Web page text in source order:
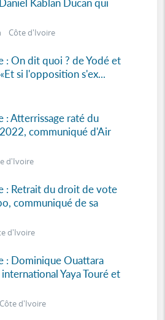
Kablan Ducan qui
Côte d'Ivoire
On dit quoi ? de Yodé et
si l'opposition s'ex...
Atterrissage raté du
communiqué d'Air
d'Ivoire
Retrait du droit de vote
communiqué de sa
d'Ivoire
Dominique Ouattara
Yaya Touré et
d'Ivoire